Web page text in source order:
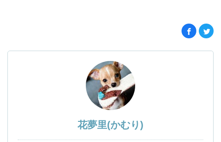
花夢里(かむり)